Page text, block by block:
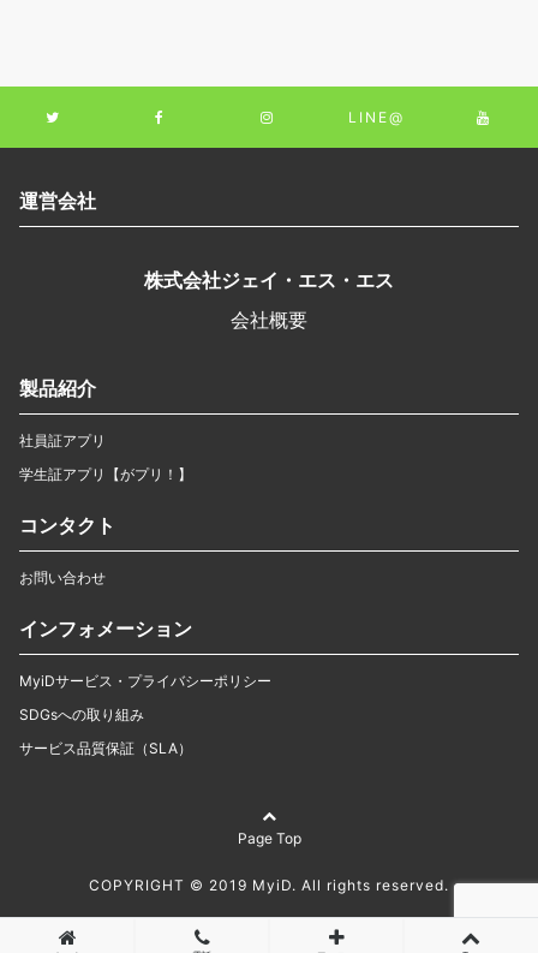
LINE@
運営会社
株式会社ジェイ・エス・エス
会社概要
製品紹介
社員証アプリ
学生証アプリ【がプリ！】
コンタクト
お問い合わせ
インフォメーション
MyiDサービス・プライバシーポリシー
SDGsへの取り組み
サービス品質保証（SLA）
Page Top
COPYRIGHT © 2019 MyiD. All rights reserved.